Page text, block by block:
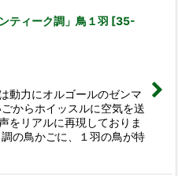
む
ティーク調」鳥１羽 [35-
動力にオルゴールのゼンマ
からホイッスルに空気を送
をリアルに再現しておりま
の鳥かごに、１羽の鳥が特